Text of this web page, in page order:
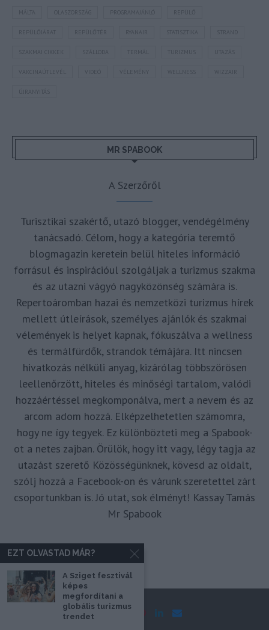
MÁLTA OLASZORSZÁG
REPÜLŐJÁRAT REPÜLŐTÉR STATISZTIKA STRAND
SZAKMAI CIKKEK SZÁLLODA TERMÁL TURIZMUS UTAZÁS
VAKCINAÚTLEVÉL WIZZAIR
ÚJRANYITÁS
MR SPABOOK
A Szerzőről
Turisztikai szakértő, utazó blogger, vendégélmény
tanácsadó. Célom, hogy a kategória teremtő
blogmagazin keretein belül hiteles információ
forrásul és inspirációul szolgáljak a turizmus szakma
és az utazni vágyó nagyközönség számára is.
Repertoáromban hazai és nemzetközi turizmus hírek
mellett útleírások, személyes ajánlók és szakmai
vélemények is helyet kapnak, fókuszálva a wellness
és termálfürdők, strandok témájára. Itt nincsen
hivatkozás nélküli anyag, kizárólag többszörösen
leellenőrzött, hiteles és minőségi tartalom, valódi
hozzáértéssel megkomponálva, mert a nevem és az
arcom adom hozzá. Elképzelhetetlen számomra,
hogy ne így tegyek. Ez különbözteti meg a Spabook-
ot a netes zajban. Örülök, hogy itt vagy, légy tagja az
utazást szerető Közösségünknek, kövesd az oldalt,
szólj hozzá a Facebook-on és várunk szeretettel zárt
csoportunkban is. Jó utat, sok élményt! Kassay Tamás
Mr Spabook
EZT OLVASTAD MÁR?
A Sziget fesztivál
képes
megfordítani a
globális turizmus
trendet